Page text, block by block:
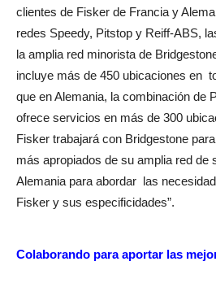
clientes de Fisker de Francia y
redes Speedy, Pitstop y Reiff-ABS,
la amplia red minorista de
incluye más de 450 ubicaciones en
que en Alemania, la combinación de
ofrece servicios en más de 300
Fisker trabajará con Bridgestone
más apropiados de su amplia red de
Alemania para abordar las
Fisker y sus especificidades”.
Colaborando para aportar las